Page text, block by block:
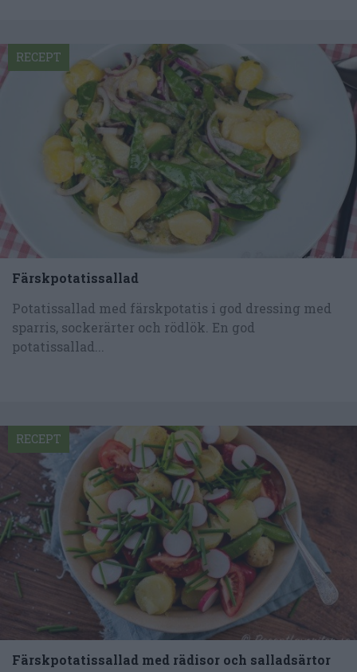
Färskpotatissallad
Potatissallad med färskpotatis i god dressing med
sparris, sockerärter och rödlök. En god
potatissallad...
RECEPT
Färskpotatissallad med rädisor och salladsärtor
RECEPT